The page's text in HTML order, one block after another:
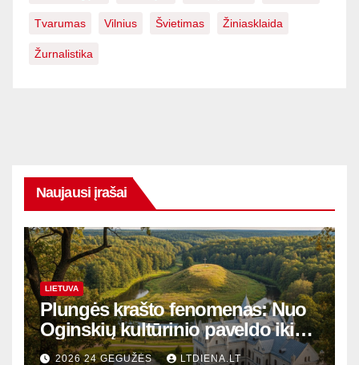
Tvarumas Vilnius Švietimas Žiniasklaida
Žurnalistika
Naujausi įrašai
LIETUVA
Plungės krašto fenomenas: Nuo
Oginskių kultūrinio paveldo iki
Žemaitijos gamtos perlų
2026 24 GEGUŽĖS LTDIENA.LT